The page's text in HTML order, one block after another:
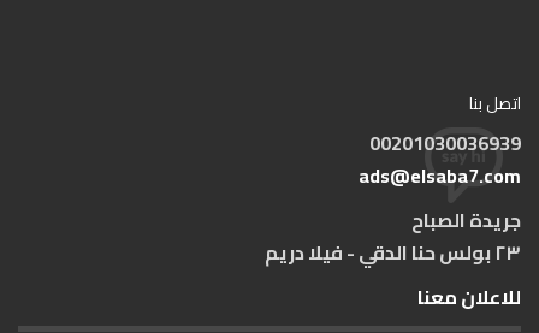
اتصل بنا
00201030036939
ads@elsaba7.com
جريدة الصباح
٢٣ بولس حنا الدقي - فيلا دريم
للاعلان معنا